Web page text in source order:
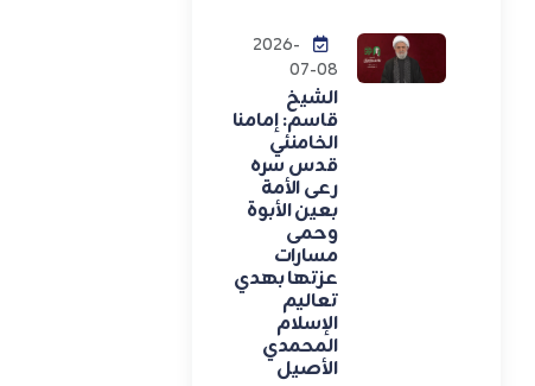
2026-
07-08
الشيخ
قاسم: إمامنا
الخامنئي
قدس سره
رعى الأمة
بعين الأبوة
وحمى
مسارات
عزتها بهدي
تعاليم
الإسلام
المحمدي
الأصيل